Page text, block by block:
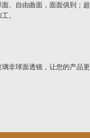
、自由曲面，面面俱到；超
。
非球面透镜，让您的产品更